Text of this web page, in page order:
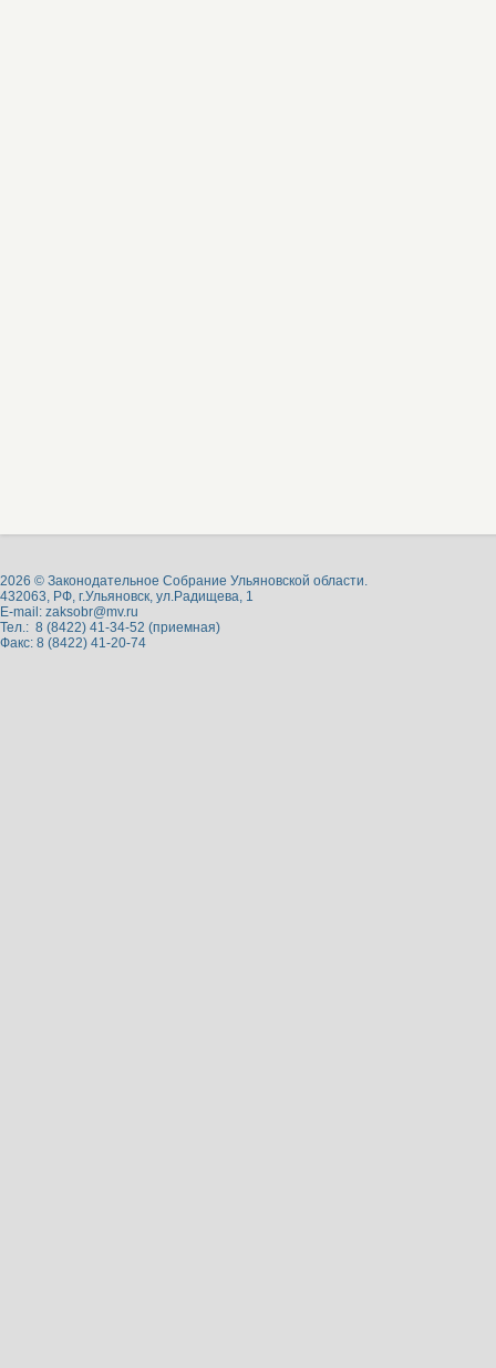
2026 © Законодательное Собрание Ульяновской области.
432063, РФ, г.Ульяновск, ул.Радищева, 1
E-mail: zaksobr@mv.ru
Тел.: 8 (8422) 41-34-52 (приемная)
Факс: 8 (8422) 41-20-74